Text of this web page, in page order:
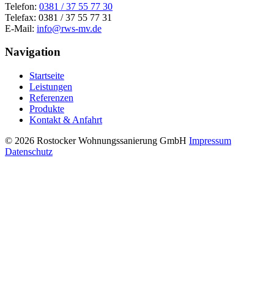
Telefon: 0381 / 37 55 77 30
Telefax: 0381 / 37 55 77 31
E-Mail: info@rws-mv.de
Navigation
Startseite
Leistungen
Referenzen
Produkte
Kontakt & Anfahrt
© 2026 Rostocker Wohnungssanierung GmbH Impressum
Datenschutz